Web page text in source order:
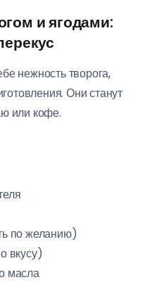
и ягодами:
нежность творога,
Они станут
или кофе.
по желанию)
вкусу)
масла